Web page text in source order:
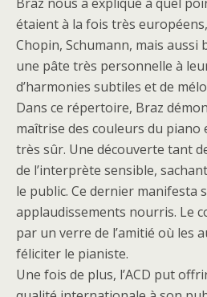
étaient à la fois très
Chopin, Schumann, mais aussi
une pâte très personnelle à
d’harmonies subtiles et de
Dans ce répertoire, Braz
maîtrise des couleurs du piano
très sûr. Une découverte tant
de l’interprète sensible,
le public. Ce dernier manifesta
applaudissements nourris. Le
par un verre de l’amitié où les
féliciter le pianiste.
Une fois de plus, l’ACD put